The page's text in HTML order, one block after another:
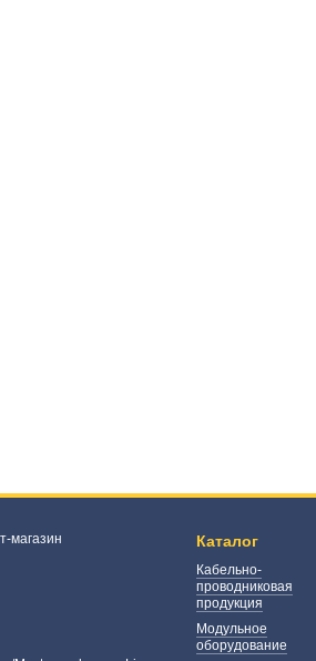
Каталог
Кабельно-
проводниковая
продукция
Модульное
оборудование